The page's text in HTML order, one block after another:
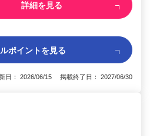
詳細を見る
ポイントを見る
日： 2026/06/15 掲載終了日： 2027/06/30